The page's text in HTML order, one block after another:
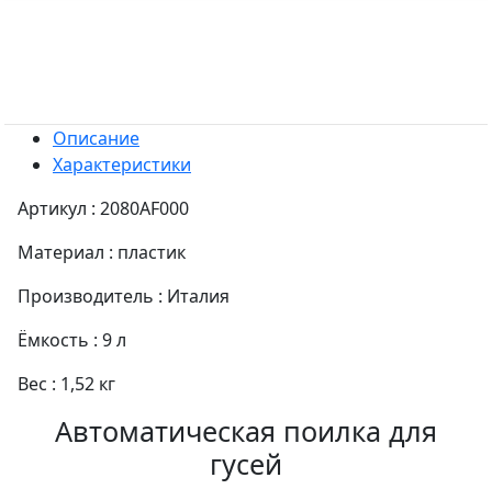
Описание
Характеристики
Артикул : 2080AF000
Материал : пластик
Производитель : Италия
Ёмкость : 9 л
Вес : 1,52 кг
Автоматическая поилка для
гусей